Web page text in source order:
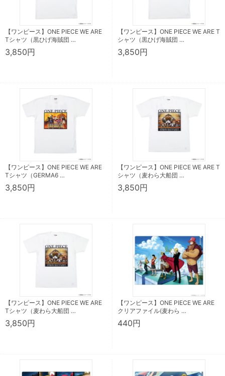
【ワンピース】ONE PIECE WE ARE
Tシャツ（黒ひげ海賊団 …
3,850円
【ワンピース】ONE PIECE WE ARE T
シャツ（黒ひげ海賊団 …
3,850円
【ワンピース】ONE PIECE WE ARE
Tシャツ（GERMA6 …
3,850円
【ワンピース】ONE PIECE WE ARE T
シャツ（麦わら大船団 …
3,850円
【ワンピース】ONE PIECE WE ARE
Tシャツ（麦わら大船団 …
3,850円
【ワンピース】ONE PIECE WE ARE
クリアファイル(麦わら …
440円